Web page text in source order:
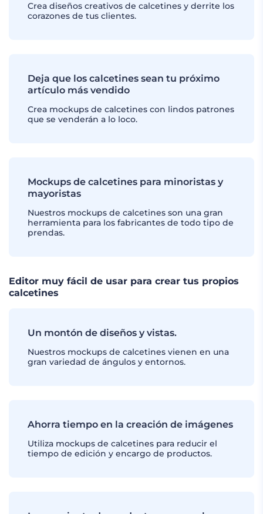
Crea diseños creativos de calcetines y derrite los
corazones de tus clientes.
Deja que los calcetines sean tu próximo
artículo más vendido
Crea mockups de calcetines con lindos patrones
que se venderán a lo loco.
Mockups de calcetines para minoristas y
mayoristas
Nuestros mockups de calcetines son una gran
herramienta para los fabricantes de todo tipo de
prendas.
Editor muy fácil de usar para crear tus propios
calcetines
Un montón de diseños y vistas.
Nuestros mockups de calcetines vienen en una
gran variedad de ángulos y entornos.
Ahorra tiempo en la creación de imágenes
Utiliza mockups de calcetines para reducir el
tiempo de edición y encargo de productos.